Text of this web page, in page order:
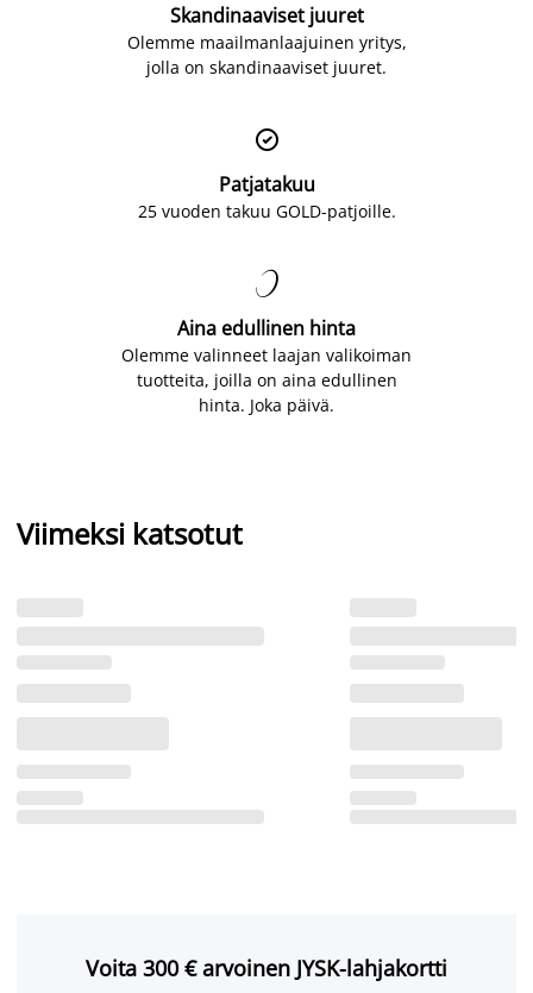
Skandinaaviset juuret
Olemme maailmanlaajuinen yritys,
jolla on skandinaaviset juuret.

Patjatakuu
25 vuoden takuu GOLD-patjoille.

Aina edullinen hinta
Olemme valinneet laajan valikoiman
tuotteita, joilla on aina edullinen
hinta. Joka päivä.
Viimeksi katsotut
Voita 300 € arvoinen JYSK-lahjakortti